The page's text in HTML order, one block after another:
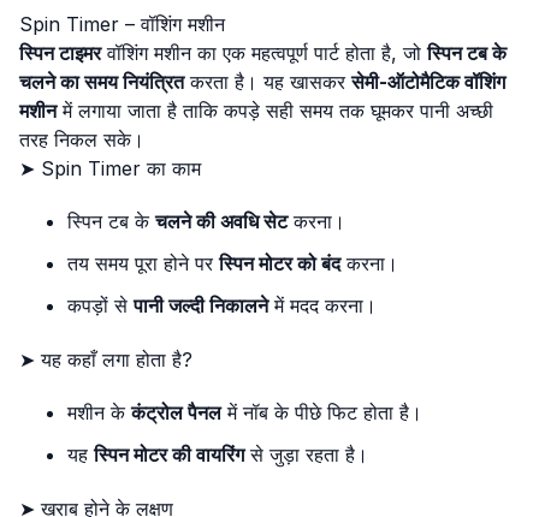
Spin Timer – वॉशिंग मशीन
स्पिन टाइमरवॉशिंग मशीन का एक महत्वपूर्ण पार्ट होता है, जोस्पिन टब के
चलने का समय नियंत्रितकरता है। यह खासकरसेमी-ऑटोमैटिक वॉशिंग
मशीनमें लगाया जाता है ताकि कपड़े सही समय तक घूमकर पानी अच्छी
तरह निकल सके।
➤ Spin Timer का काम
स्पिन टब केचलने की अवधि सेटकरना।
तय समय पूरा होने परस्पिन मोटर को बंदकरना।
कपड़ों सेपानी जल्दी निकालनेमें मदद करना।
➤ यह कहाँ लगा होता है?
मशीन केकंट्रोल पैनलमें नॉब के पीछे फिट होता है।
यहस्पिन मोटर की वायरिंगसे जुड़ा रहता है।
➤ खराब होने के लक्षण